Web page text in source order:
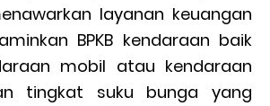
layanan keuangan
BPKB kendaraan baik
mobil atau kendaraan
tingkat suku bunga yang